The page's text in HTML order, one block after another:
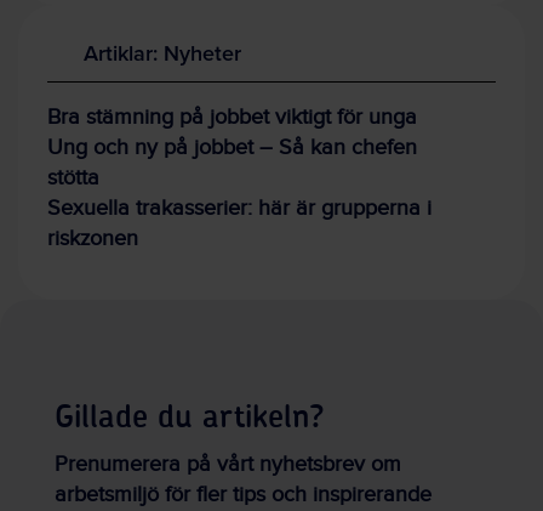
Artiklar: Nyheter
Bra stämning på jobbet viktigt för unga
Ung och ny på jobbet – Så kan chefen
stötta
Sexuella trakasserier: här är grupperna i
riskzonen
Gillade du artikeln?
Prenumerera på vårt nyhetsbrev om
arbetsmiljö för fler tips och inspirerande